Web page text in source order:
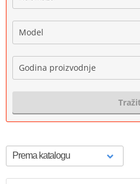
Model
Godina proizvodnje